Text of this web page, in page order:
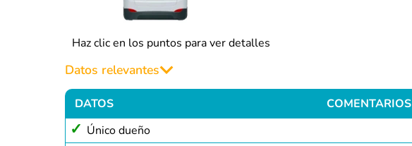
Haz clic en los puntos para ver detalles
Datos relevantes
DATOS
COMENTARIOS
Único dueño